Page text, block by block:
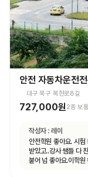
안전 자동차운전
대구 북구 복현로8길
727,000원2종 보
작성자 : 레이
안전학원 좋아요. 시험 동영상이 있어 팁을 많이 얻었어요..면허 따는데 큰 도움
받았고..강사 쌤들 다
붙어 넘 좋아요.이학원